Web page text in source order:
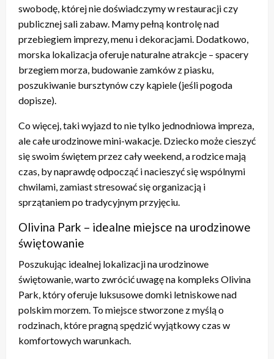
swobodę, której nie doświadczymy w restauracji czy
publicznej sali zabaw. Mamy pełną kontrolę nad
przebiegiem imprezy, menu i dekoracjami. Dodatkowo,
morska lokalizacja oferuje naturalne atrakcje – spacery
brzegiem morza, budowanie zamków z piasku,
poszukiwanie bursztynów czy kąpiele (jeśli pogoda
dopisze).
Co więcej, taki wyjazd to nie tylko jednodniowa impreza,
ale całe urodzinowe mini-wakacje. Dziecko może cieszyć
się swoim świętem przez cały weekend, a rodzice mają
czas, by naprawdę odpocząć i nacieszyć się wspólnymi
chwilami, zamiast stresować się organizacją i
sprzątaniem po tradycyjnym przyjęciu.
Olivina Park – idealne miejsce na urodzinowe
świętowanie
Poszukując idealnej lokalizacji na urodzinowe
świętowanie, warto zwrócić uwagę na kompleks Olivina
Park, który oferuje luksusowe domki letniskowe nad
polskim morzem. To miejsce stworzone z myślą o
rodzinach, które pragną spędzić wyjątkowy czas w
komfortowych warunkach.